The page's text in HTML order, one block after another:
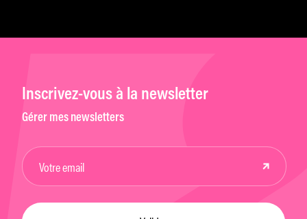
Inscrivez-vous à la newsletter
Gérer mes newsletters